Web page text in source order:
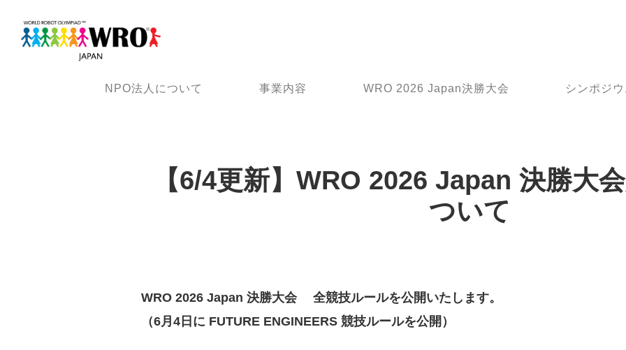
NPO法人について 事業内容 WRO 2026 Japan決勝大会 シンポジウ
【6/4更新】WRO 2026 Japan 決勝大
ついて
WRO 2026 Japan 決勝大会 全競技ルールを公開いたします。
（6月4日に FUTURE ENGINEERS 競技ルールを公開）